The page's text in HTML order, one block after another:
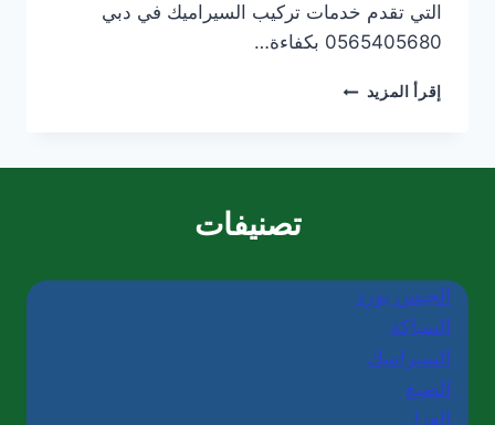
التي تقدم خدمات تركيب السيراميك في دبي
0565405680 بكفاءة…
إقرأ المزيد خدمات
تصنيفات
الجبس بورد
السباكة
السيراميك
الصبغ
العزل